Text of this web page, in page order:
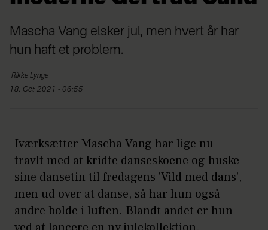
Mascha Vang elsker jul, men hvert år har
hun haft et problem.
Rikke Lynge
18. Oct 2021 - 06:55
Iværksætter Mascha Vang har lige nu
travlt med at kridte danseskoene og huske
sine dansetin til fredagens 'Vild med dans',
men ud over at danse, så har hun også
andre bolde i luften. Blandt andet er hun